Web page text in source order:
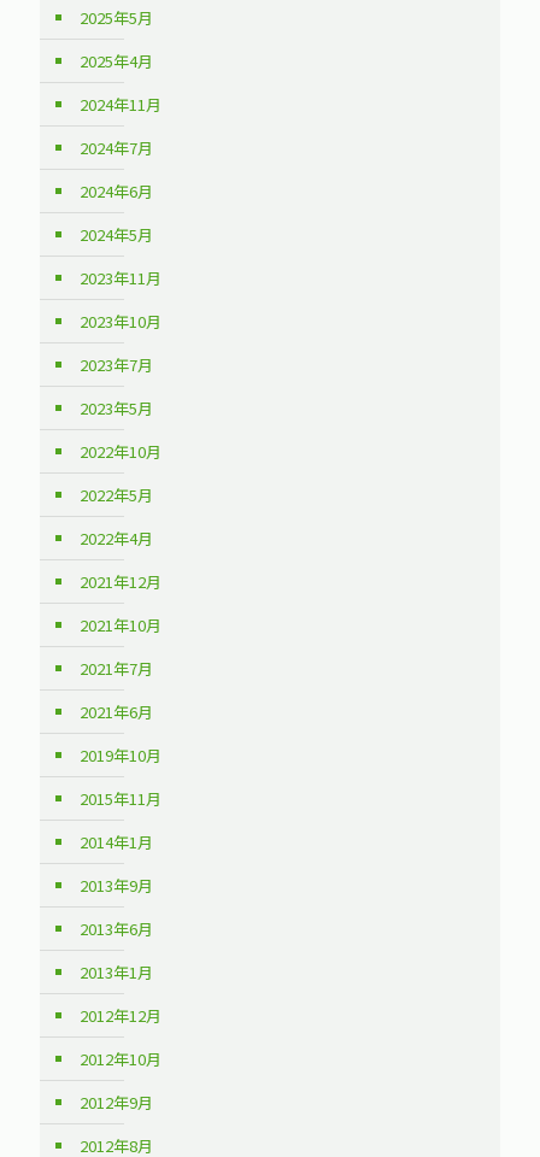
2025年5月
2025年4月
2024年11月
2024年7月
2024年6月
2024年5月
2023年11月
2023年10月
2023年7月
2023年5月
2022年10月
2022年5月
2022年4月
2021年12月
2021年10月
2021年7月
2021年6月
2019年10月
2015年11月
2014年1月
2013年9月
2013年6月
2013年1月
2012年12月
2012年10月
2012年9月
2012年8月